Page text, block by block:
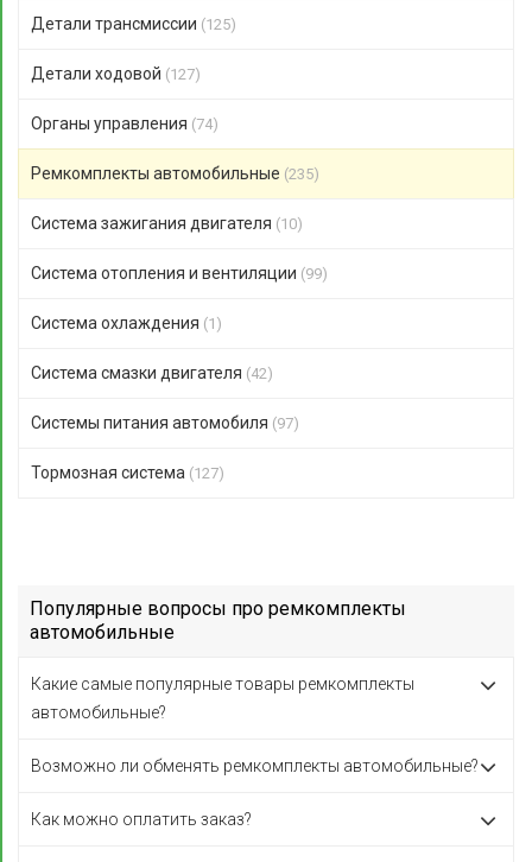
Детали трансмиссии (125)
Детали ходовой (127)
Органы управления (74)
Ремкомплекты автомобильные (235)
Система зажигания двигателя (10)
Система отопления и вентиляции (99)
Система охлаждения (1)
Система смазки двигателя (42)
Системы питания автомобиля (97)
Тормозная система (127)
Популярные вопросы про ремкомплекты
автомобильные
Какие самые популярные товары ремкомплекты
автомобильные?
Возможно ли обменять ремкомплекты автомобильные?
Как можно оплатить заказ?